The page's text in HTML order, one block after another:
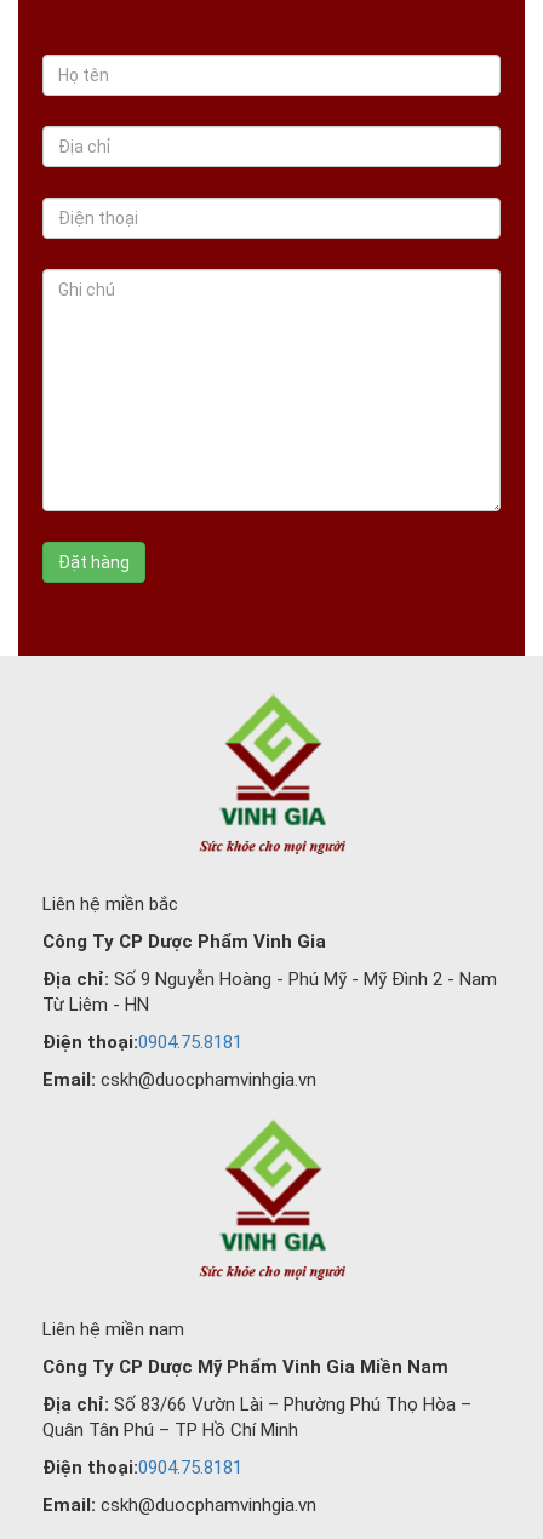
Liên hệ miền bắc
Công Ty CP Dược Phẩm Vinh Gia
Địa chỉ: Số 9 Nguyễn Hoàng - Phú Mỹ - Mỹ Đình 2 - Nam
Từ Liêm - HN
Điện thoại:0904.75.8181
Email: cskh@duocphamvinhgia.vn
Liên hệ miền nam
Công Ty CP Dược Mỹ Phẩm Vinh Gia Miền Nam
Địa chỉ: Số 83/66 Vườn Lài – Phường Phú Thọ Hòa –
Quân Tân Phú – TP Hồ Chí Minh
Điện thoại:0904.75.8181
Email: cskh@duocphamvinhgia.vn